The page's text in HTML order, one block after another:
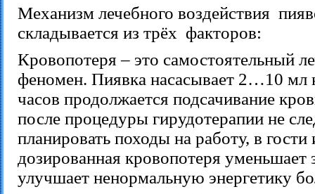
Механизм лечебного воздействия
складывается из трёх факторов:
Кровопотеря – это самостоятельный
феномен. Пиявка насасывает 2…10 мл
часов продолжается подсачивание
после процедуры гирудотерапии не
планировать походы на работу, в гости
дозированная кровопотеря уменьшает
улучшает ненормальную энергетику